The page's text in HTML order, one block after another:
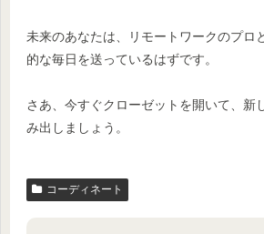
未来のあなたは、リモートワークのプロ
的な毎日を送っているはずです。
さあ、今すぐクローゼットを開いて、新
み出しましょう。
コーディネート